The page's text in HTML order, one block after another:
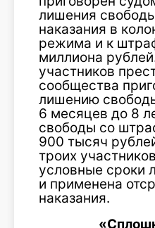
лишения
наказания в
режима и к
миллиона
участников
сообщества
лишению
6 месяцев до 8
свободы со
900 тысяч
троих
условные сроки
и применена
наказания.